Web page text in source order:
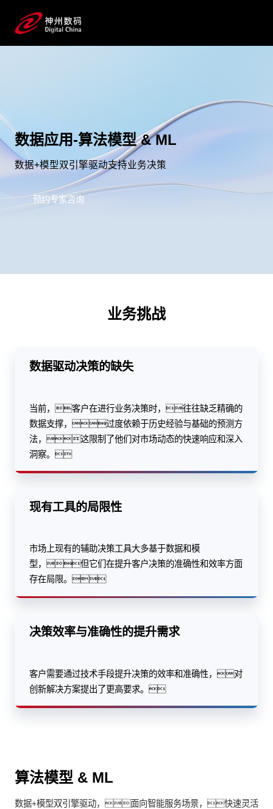
数据应用-算法模型 & ML
数据+模型双引擎驱动支持业务决策
预约专家咨询
业务挑战
数据驱动决策的缺失
当前，客户在进行业务决策时，往往缺乏精确的
数据支撑，过度依赖于历史经验与基础的预测方
法，这限制了他们对市场动态的快速响应和深入
洞察。
现有工具的局限性
市场上现有的辅助决策工具大多基于数据和模
型，但它们在提升客户决策的准确性和效率方面
存在局限。
决策效率与准确性的提升需求
客户需要通过技术手段提升决策的效率和准确性，对
创新解决方案提出了更高要求。
算法模型 & ML
数据+模型双引擎驱动，面向智能服务场景，快速灵活